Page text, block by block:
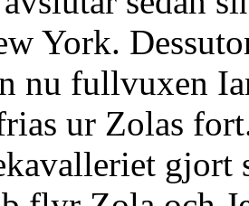
York.
nu fullvuxen
ur Zolas